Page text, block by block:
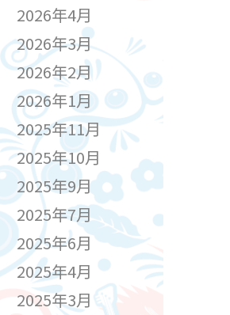
2026年4月
2026年3月
2026年2月
2026年1月
2025年11月
2025年10月
2025年9月
2025年7月
2025年6月
2025年4月
2025年3月